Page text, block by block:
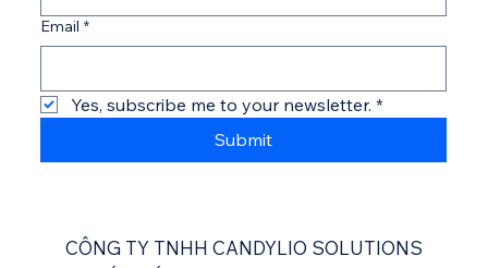
Email *
Yes, subscribe me to your newsletter. *
Submit
CÔNG TY TNHH CANDYLIO SOLUTIONS